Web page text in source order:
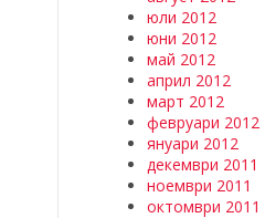
юли 2012
юни 2012
май 2012
април 2012
март 2012
февруари 2012
януари 2012
декември 2011
ноември 2011
октомври 2011